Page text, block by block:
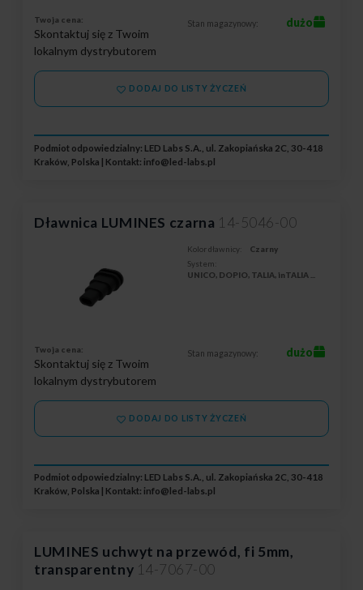
Twoja cena:
Skontaktuj się z Twoim
lokalnym dystrybutorem
Stan magazynowy: dużo
DODAJ DO LISTY ŻYCZEŃ
Podmiot odpowiedzialny: LED Labs S.A., ul. Zakopiańska 2C, 30-418
Kraków, Polska | Kontakt: info@led-labs.pl
Dławnica LUMINES czarna 14-5046-00
Kolor dławnicy:
Czarny
System:
UNICO, DOPIO, TALIA, inTALIA ...
Twoja cena:
Skontaktuj się z Twoim
lokalnym dystrybutorem
Stan magazynowy: dużo
DODAJ DO LISTY ŻYCZEŃ
Podmiot odpowiedzialny: LED Labs S.A., ul. Zakopiańska 2C, 30-418
Kraków, Polska | Kontakt: info@led-labs.pl
LUMINES uchwyt na przewód, fi 5mm,
transparentny 14-7067-00